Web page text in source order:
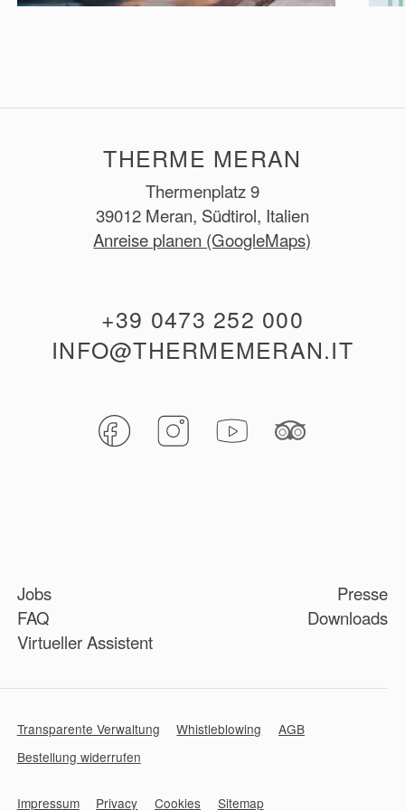
Thermenplatz 9
39012 Meran, Südtirol, Italien
Anreise planen (GoogleMaps)
THERME MERAN
Jobs
FAQ
Virtueller Assistent
Presse
Downloads
+39 0473 252 000
INFO@THERMEMERAN.IT
Transparente Verwaltung Whistleblowing
AGB
Bestellung widerrufen
Impressum Privacy Cookies Sitemap